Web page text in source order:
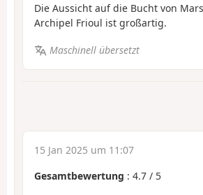
Die Aussicht auf die Bucht von
Archipel Frioul ist großartig.
Maschinell übersetzt
15 Jan 2025 um 11:07
Gesamtbewertung : 4.7 / 5